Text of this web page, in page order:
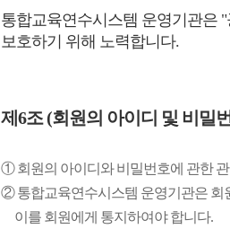
통합교육연수시스템 운영기관은
보호하기 위해 노력합니다.
제6조 (회원의 아이디 및 비밀
① 회원의 아이디와 비밀번호에 관한
② 통합교육연수시스템 운영기관은 회
이를 회원에게 통지하여야 합니다.